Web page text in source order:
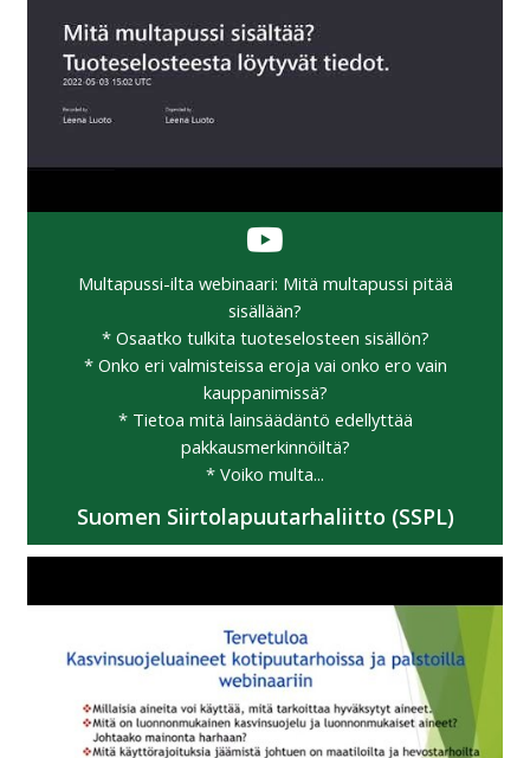
Multapussi-ilta webinaari: Mitä multapussi pitää
sisällään?
* Osaatko tulkita tuoteselosteen sisällön?
* Onko eri valmisteissa eroja vai onko ero vain
kauppanimissä?
* Tietoa mitä lainsäädäntö edellyttää
pakkausmerkinnöiltä?
* Voiko multa...
Suomen Siirtolapuutarhaliitto (SSPL)